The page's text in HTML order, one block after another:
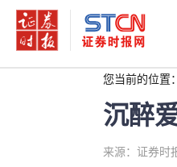
您当前的位置：
沉醉
来源：证券时